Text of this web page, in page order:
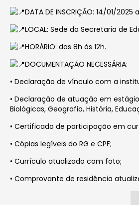
DATA DE INSCRIÇÃO: 14/01/2025
LOCAL: Sede da Secretaria de
HORÁRIO: das 8h às 12h.
DOCUMENTAÇÃO NECESSÁRIA:
• Declaração de vínculo com a
• Declaração de atuação em
Biológicas, Geografia, História,
• Certificado de participação em
• Cópias legíveis do RG e CPF;
• Currículo atualizado com foto;
• Comprovante de residência